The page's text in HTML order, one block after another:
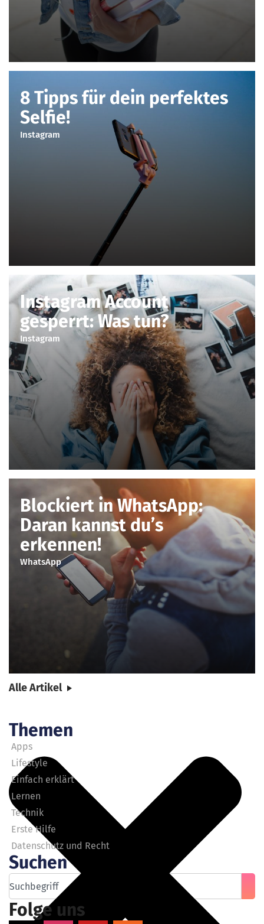
8 Tipps für dein perfektes
Selfie!
Instagram
Instagram Account
gesperrt: Was tun?
Instagram
Blockiert in WhatsApp:
Daran kannst du’s
erkennen!
WhatsApp
Alle Artikel
Themen
Apps
Lifestyle
Einfach erklärt
Lernen
Technik
Erste Hilfe
Datenschutz und Recht
Suchen
Folge uns